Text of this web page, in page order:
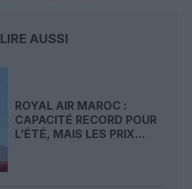
LIRE AUSSI
ROYAL AIR MAROC :
CAPACITÉ RECORD POUR
L’ÉTÉ, MAIS LES PRIX...